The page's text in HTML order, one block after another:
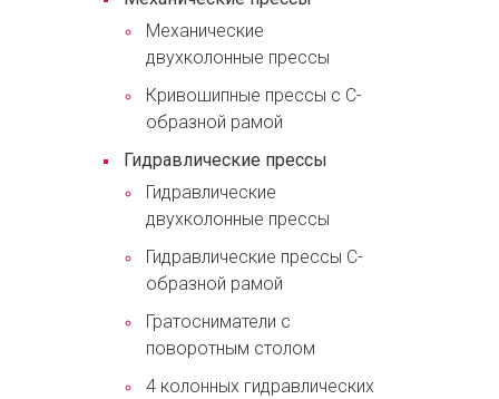
Механические
двухколонные прессы
Кривошипные прессы с С-
образной рамой
Гидравлические прессы
Гидравлические
двухколонные прессы
Гидравлические прессы С-
образной рамой
Гратосниматели с
поворотным столом
4 колонных гидравлических